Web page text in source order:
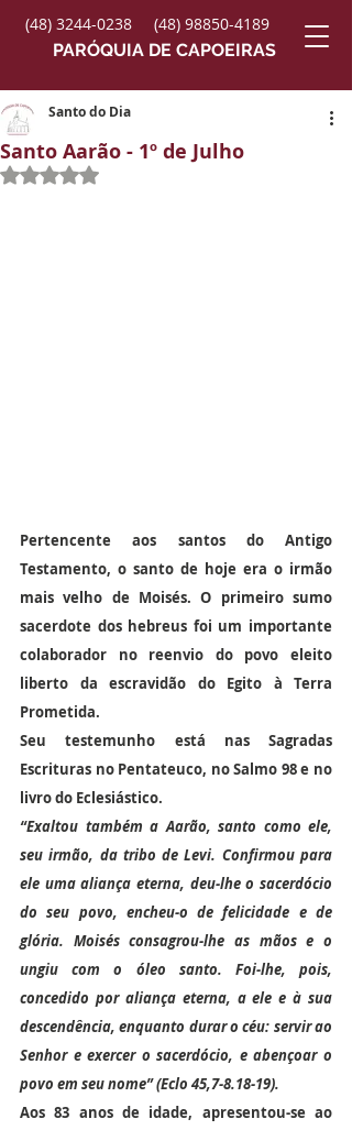
(48) 3244-0238
(48) 98850-4189
PARÓQUIA DE CAPOEIRAS
Santo Aarão - 1º de Julho
Santo do Dia
Avaliado com NaN de 5 estrelas.
Pertencente aos santos do Antigo
Testamento, o santo de hoje era o irmão
mais velho de Moisés. O primeiro sumo
sacerdote dos hebreus foi um importante
colaborador no reenvio do povo eleito
liberto da escravidão do Egito à Terra
Prometida.
Seu testemunho está nas Sagradas
Escrituras no Pentateuco, no Salmo 98 e no
livro do Eclesiástico.
“Exaltou também a Aarão, santo como ele,
seu irmão, da tribo de Levi. Confirmou para
ele uma aliança eterna, deu-lhe o sacerdócio
do seu povo, encheu-o de felicidade e de
glória. Moisés consagrou-lhe as mãos e o
ungiu com o óleo santo. Foi-lhe, pois,
concedido por aliança eterna, a ele e à sua
descendência, enquanto durar o céu: servir ao
Senhor e exercer o sacerdócio, e abençoar o
povo em seu nome” (Eclo 45,7-8.18-19).
Aos 83 anos de idade, apresentou-se ao